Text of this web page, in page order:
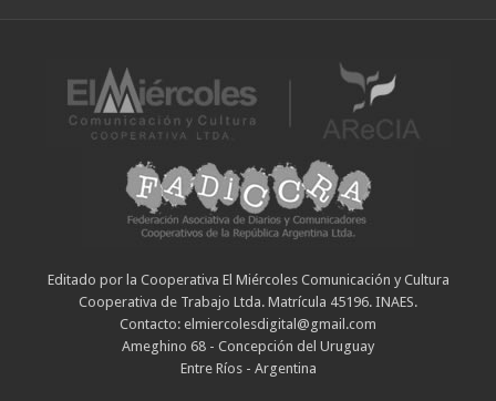
Editado por la Cooperativa El Miércoles Comunicación y Cultura
Cooperativa de Trabajo Ltda. Matrícula 45196. INAES.
Contacto: elmiercolesdigital@gmail.com
Ameghino 68 - Concepción del Uruguay
Entre Ríos - Argentina